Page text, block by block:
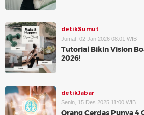
detikSumut
Jumat, 02 Jan 2026 08:01 WIB
Tutorial Bikin Vision
2026!
detikJabar
Senin, 15 Des 2025 11:00 WIB
Orang Cerdas Punya 4